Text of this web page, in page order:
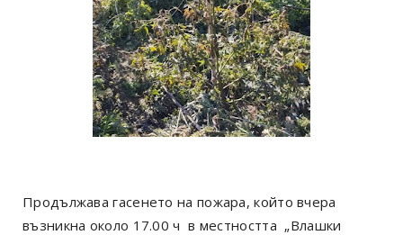
Продължава гасенето на пожара, който вчера
възникна около 17.00 ч в местността „Влашки